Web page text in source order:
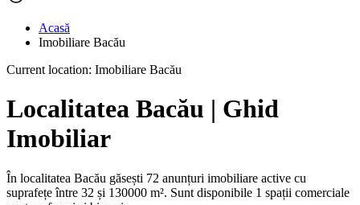
Acasă
Imobiliare Bacău
Current location: Imobiliare Bacău
Localitatea Bacău | Ghid
Imobiliar
În localitatea Bacău găsești 72 anunțuri imobiliare active cu
suprafețe între 32 și 130000 m². Sunt disponibile 1 spații comerciale